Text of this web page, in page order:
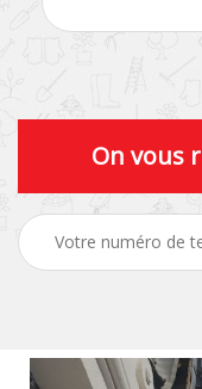
On vous